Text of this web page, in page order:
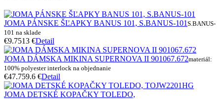
JOMA PÁNSKE ŠĽAPKY BANUS 101, S.BANUS-101S.BANUS-
101 na sklade
€9.7513 €Detail
JOMA DÁMSKA MIKINA SUPERNOVA II 901067.672materiál:
100% polyester interlock na objednanie
€47.759.6 €Detail
JOMA DETSKÉ KOPAČKY TOLEDO,